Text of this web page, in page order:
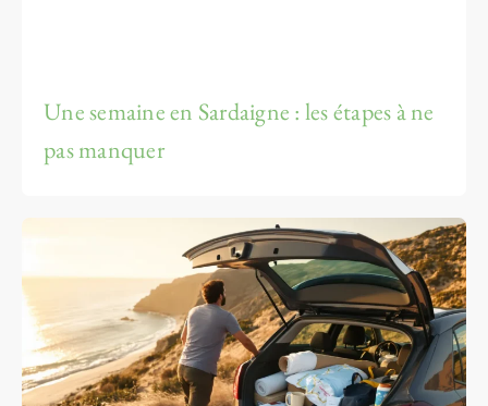
Une semaine en Sardaigne : les étapes à ne
pas manquer